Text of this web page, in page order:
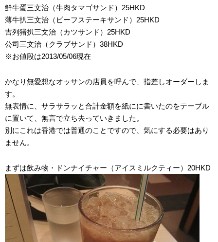
鮮牛蛋三文治（牛肉タマゴサンド）25HKD
薄牛扒三文治（ビーフステーキサンド）25HKD
吉列猪扒三文治（カツサンド）25HKD
公司三文治（クラブサンド）38HKD
※お値段は2013/05/06現在
かなり無愛想なオッサンの店員を呼んで、指差しオーダーしま
す。
無表情に、サラサラッと合計金額を紙にに書いたのをテーブル
に置いて、無言で立ち去っていきました。
別にこれは香港では普通のことですので、気にする必要はあり
ません。
まずは飲み物・ドンナイチャー（アイスミルクティー）20HKD